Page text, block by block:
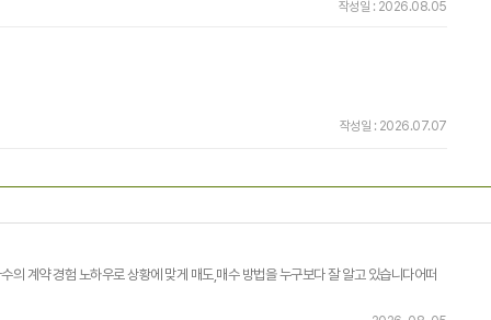
작성일 : 2026.08.05
작성일 : 2026.07.07
계약 경험 노하우로 상황에 맞게 매도,매수 방법을 누구보다 잘 알고 있습니다어떠